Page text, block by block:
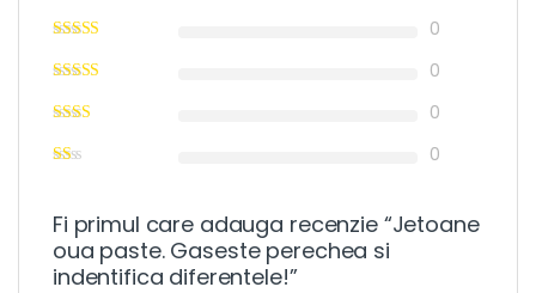
0
0
0
0
Fi primul care adauga recenzie “Jetoane
oua paste. Gaseste perechea si
indentifica diferentele!”